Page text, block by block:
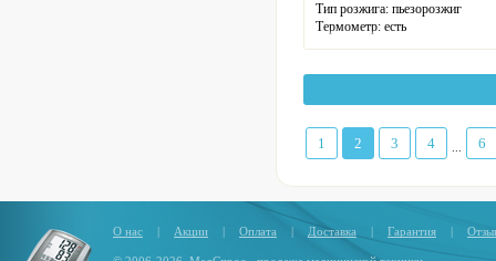
Тип розжига: пьезорозжиг
Термометр: есть
1 2 3 4 6
О нас | Акции | Оплата | Доставка | Гарантия |